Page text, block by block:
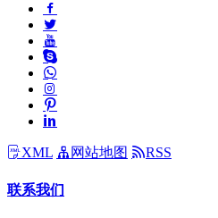
XML 网站地图 RSS
联系我们